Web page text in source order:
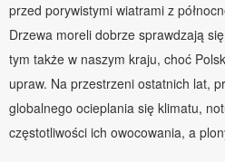
przed porywistymi wiatrami z
Drzewa moreli dobrze sprawdzają
tym także w naszym kraju, choć
upraw. Na przestrzeni ostatnich lat,
globalnego ocieplania się klimatu,
częstotliwości ich owocowania, a